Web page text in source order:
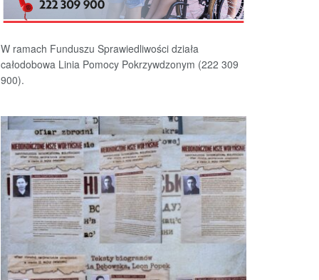
W ramach Funduszu Sprawiedliwości działa
całodobowa Linia Pomocy Pokrzywdzonym (222 309
900).